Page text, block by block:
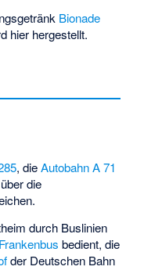
Bionade
hier hergestellt.
, dieAutobahn A 71
die
durch Buslinien
bedient, die
der Deutschen Bahn